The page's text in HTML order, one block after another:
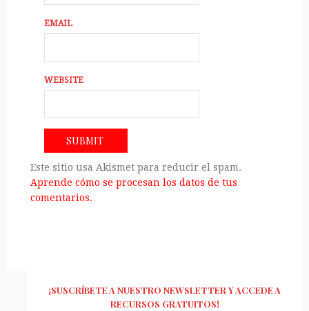
EMAIL
WEBSITE
Este sitio usa Akismet para reducir el spam.
Aprende cómo se procesan los datos de tus
comentarios.
¡SUSCRÍBETE A NUESTRO NEWSLETTER Y ACCEDE A
RECURSOS GRATUITOS!